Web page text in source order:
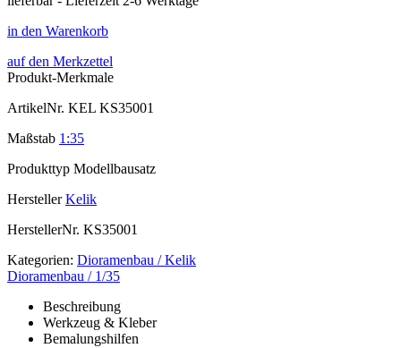
in den Warenkorb
auf den Merkzettel
Produkt-Merkmale
ArtikelNr. KEL KS35001
Maßstab 1:35
Produkttyp Modellbausatz
Hersteller Kelik
HerstellerNr. KS35001
Kategorien: Dioramenbau / Kelik
Dioramenbau / 1/35
Beschreibung
Werkzeug & Kleber
Bemalungshilfen